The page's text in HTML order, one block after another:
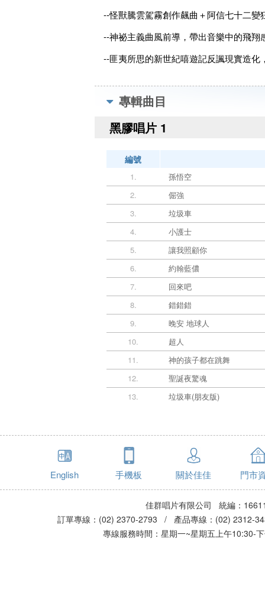
--怪獸騰雲駕霧創作飆曲＋阿信七十二變
--神祕主義曲風前導，帶出音樂中的飛翔
--匪夷所思的新世紀嘻遊記反諷現實造
專輯曲目
黑膠唱片 1
編號
1.
孫悟空
2.
倔強
3.
垃圾車
4.
小護士
5.
讓我照顧你
6.
約翰藍儂
7.
回來吧
8.
錯錯錯
9.
晚安 地球人
10.
超人
11.
神的孩子都在跳舞
12.
聖誕夜驚魂
13.
垃圾車(朋友版)
English 手機板 關於佳佳 門市
佳群唱片有限公司 統編：
訂單專線：(02) 2370-2793 / 產品專線：(02)
專線服務時間：星期一~星期五上午10:30-